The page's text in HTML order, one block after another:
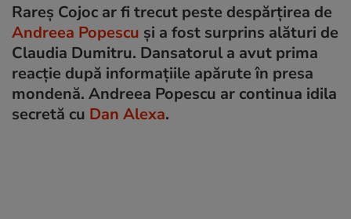
Rareș Cojoc ar fi trecut peste despărțirea de
Andreea Popescu și a fost surprins alături de
Claudia Dumitru. Dansatorul a avut prima
reacție după informațiile apărute în presa
mondenă. Andreea Popescu ar continua idila
secretă cu Dan Alexa.